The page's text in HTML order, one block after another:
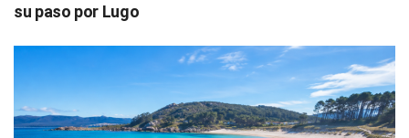
su paso por Lugo